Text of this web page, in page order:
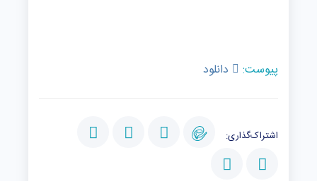
پیوست: دانلود
اشتراک‌گذاری: